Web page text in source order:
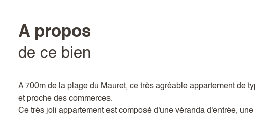
a propos
de ce bien
A 700m de la plage du Mauret, ce très agréable appartement de
et proche des commerces.
Ce très joli appartement est composé d'une véranda d'entrée,